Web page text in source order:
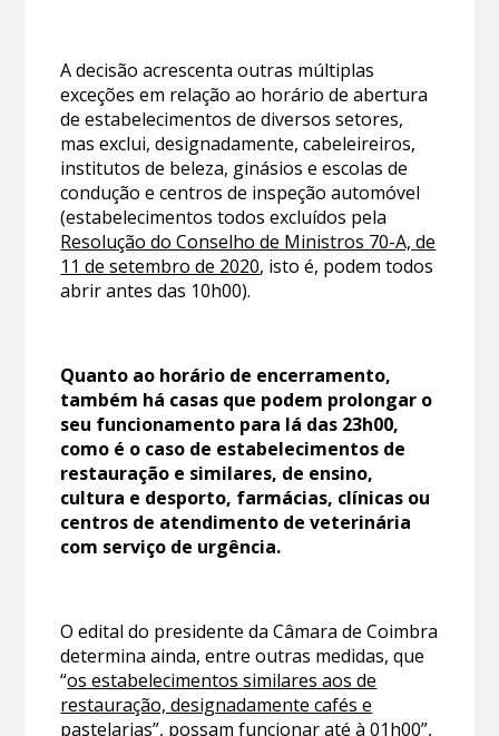
A decisão acrescenta outras múltiplas
exceções em relação ao horário de abertura
de estabelecimentos de diversos setores,
mas exclui, designadamente, cabeleireiros,
institutos de beleza, ginásios e escolas de
condução e centros de inspeção automóvel
(estabelecimentos todos excluídos pela
Resolução do Conselho de Ministros 70-A, de
11 de setembro de 2020, isto é, podem todos
abrir antes das 10h00).
Quanto ao horário de encerramento,
também há casas que podem prolongar o
seu funcionamento para lá das 23h00,
como é o caso de estabelecimentos de
restauração e similares, de ensino,
cultura e desporto, farmácias, clínicas ou
centros de atendimento de veterinária
com serviço de urgência.
O edital do presidente da Câmara de Coimbra
determina ainda, entre outras medidas, que
“os estabelecimentos similares aos de
restauração, designadamente cafés e
pastelarias”, possam funcionar até à 01h00”,